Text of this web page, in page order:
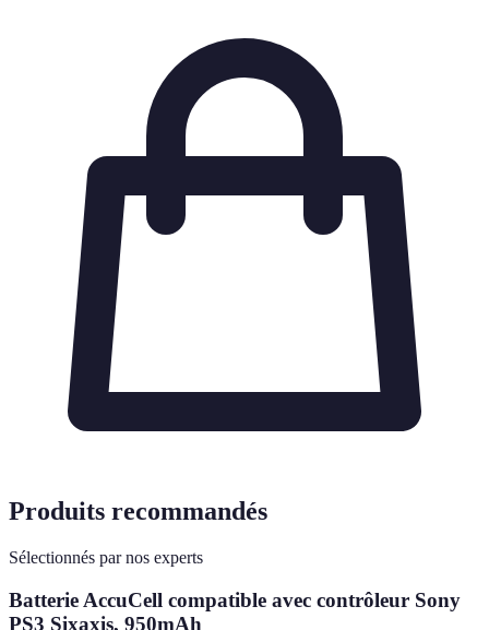
Produits recommandés
Sélectionnés par nos experts
Batterie AccuCell compatible avec contrôleur Sony
PS3 Sixaxis, 950mAh